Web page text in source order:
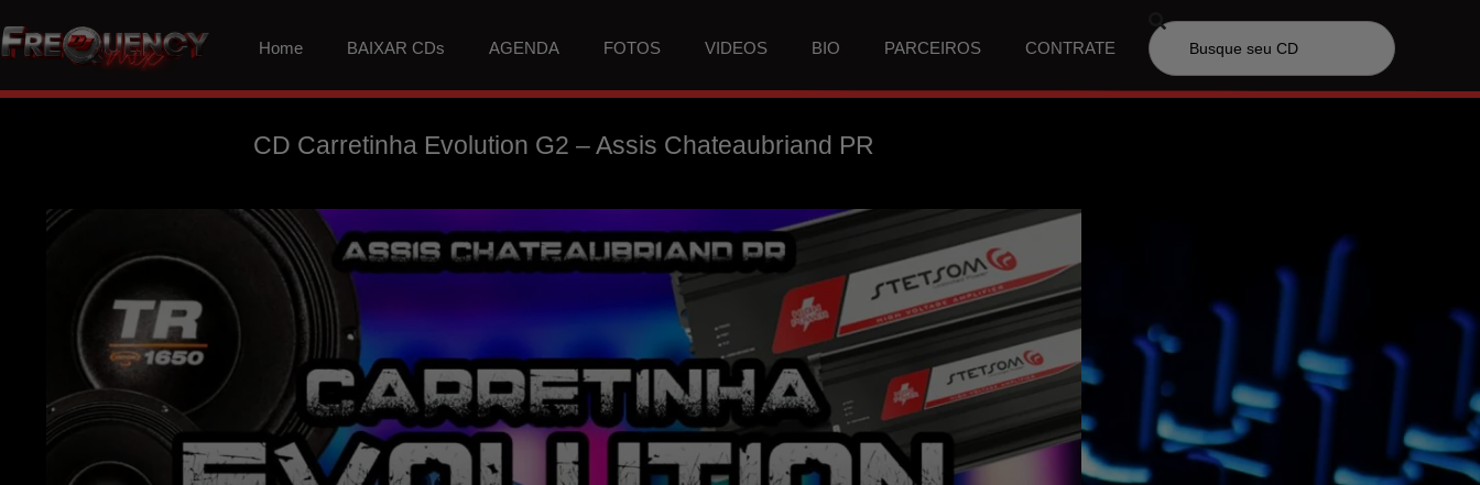
Home BAIXAR CDs AGENDA FOTOS VIDEOS BIO PARCEIROS CONTRATE
CD Carretinha Evolution G2 – Assis Chateaubriand PR